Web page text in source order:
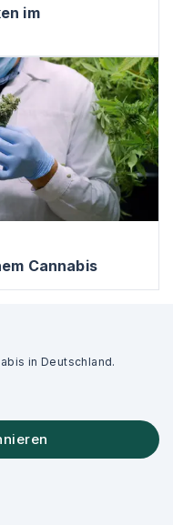
im
Cannabis
in Deutschland.